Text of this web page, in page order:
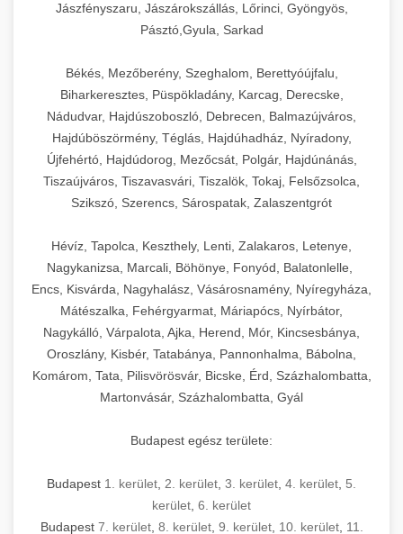
Jászfényszaru, Jászárokszállás, Lőrinci, Gyöngyös,
Pásztó,Gyula, Sarkad
Békés, Mezőberény, Szeghalom, Berettyóújfalu,
Biharkeresztes, Püspökladány, Karcag, Derecske,
Nádudvar, Hajdúszoboszló, Debrecen, Balmazújváros,
Hajdúböszörmény, Téglás, Hajdúhadház, Nyíradony,
Újfehértó, Hajdúdorog, Mezőcsát, Polgár, Hajdúnánás,
Tiszaújváros, Tiszavasvári, Tiszalök, Tokaj, Felsőzsolca,
Szikszó, Szerencs, Sárospatak, Zalaszentgrót
Hévíz, Tapolca, Keszthely, Lenti, Zalakaros, Letenye,
Nagykanizsa, Marcali, Böhönye, Fonyód, Balatonlelle,
Encs, Kisvárda, Nagyhalász, Vásárosnamény, Nyíregyháza,
Mátészalka, Fehérgyarmat, Máriapócs, Nyírbátor,
Nagykálló, Várpalota, Ajka, Herend, Mór, Kincsesbánya,
Oroszlány, Kisbér, Tatabánya, Pannonhalma, Bábolna,
Komárom, Tata, Pilisvörösvár, Bicske, Érd, Százhalombatta,
Martonvásár, Százhalombatta, Gyál
Budapest egész területe:
Budapest 1. kerület 2. kerület 3. kerület 4. kerület 5.
kerület 6. kerület
Budapest 7. kerület, 8. kerület, 9. kerület, 10. kerület, 11.